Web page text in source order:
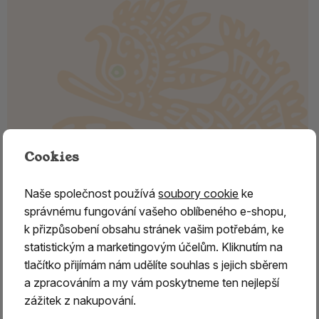
Šamanské tyčinky - PALO SANTO a
skořice
PALO SANTO a skořice - šamanské tyčinky
Starověké šamanské praxe věří, že každá rostlina má
Cookies
Naše společnost používásoubory cookie ke
správnému fungování vašeho oblíbeného e-shopu,
k přizpůsobení obsahu stránek vašim potřebám, ke
statistickým a marketingovým účelům. Kliknutím na
tlačítko přijímám nám udělíte souhlas s jejich sběrem
a zpracováním a my vám poskytneme ten nejlepší
zážitek z nakupování.